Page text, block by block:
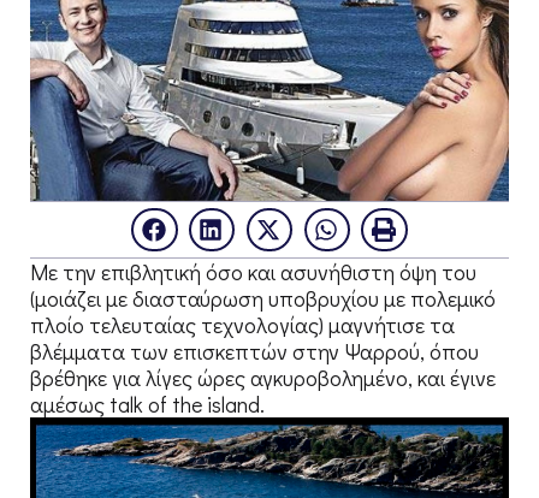
Με την επιβλητική όσο και ασυνήθιστη όψη του
(μοιάζει με διασταύρωση υποβρυχίου με πολεμικό
πλοίο τελευταίας τεχνολογίας) μαγνήτισε τα
βλέμματα των επισκεπτών στην Ψαρρού, όπου
βρέθηκε για λίγες ώρες αγκυροβολημένο, και έγινε
αμέσως talk of the island.